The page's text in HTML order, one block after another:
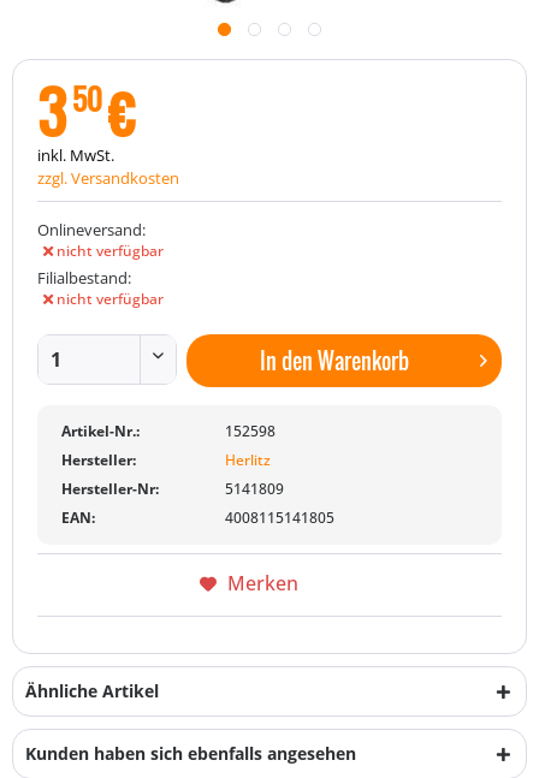
350€
inkl. MwSt.
zzgl. Versandkosten
Onlineversand:
nicht verfügbar
Filialbestand:
nicht verfügbar
In denWarenkorb
Artikel-Nr.:
152598
Hersteller:
Herlitz
Hersteller-Nr:
5141809
EAN:
4008115141805
Merken
Ähnliche Artikel
Kunden haben sich ebenfalls angesehen